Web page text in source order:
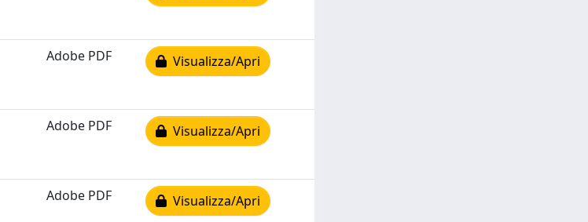
Adobe PDF Visualizza/Apri
Adobe PDF Visualizza/Apri
Adobe PDF Visualizza/Apri